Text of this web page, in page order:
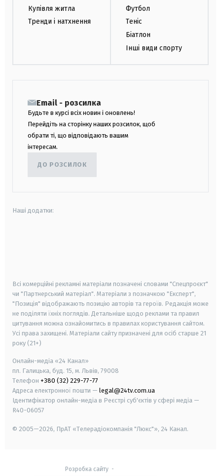
Купівля житла
Тренди і натхнення
Футбол
Теніс
Біатлон
Інші види спорту
Email - розсилка
Будьте в курсі всіх новин і оновлень!
Перейдіть на сторінку наших розсилок, щоб
обрати ті, що відповідають вашим
інтересам.
ДО РОЗСИЛОК
Наші додатки:
Всі комерційні рекламні матеріали позначені словами "Спецпроєкт"
чи "Партнерський матеріал". Матеріали з позначкою "Експерт",
"Позиція" відображають позицію авторів та героїв. Редакція може
не поділяти їхніх поглядів. Детальніше щодо реклами та правил
цитування можна ознайомитись в правилах користування сайтом.
Усі права захищені. Матеріали сайту призначені для осіб старше 21
року (21+)
Онлайн-медіа «24 Канал»
пл. Галицька, буд. 15, м. Львів, 79008
Телефон +380 (32) 229-77-77
Адреса електронної пошти — legal@24tv.com.ua
Ідентифікатор онлайн-медіа в Реєстрі суб'єктів у сфері медіа —
R40-06057
© 2005—2026, ПрАТ «Телерадіокомпанія "Люкс"», 24 Канал.
Розробка сайту-